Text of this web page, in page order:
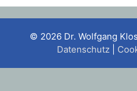
© 2026 Dr. Wolfgang
Datenschutz